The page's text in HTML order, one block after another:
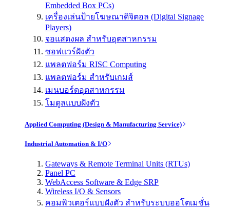
Embedded Box PCs)
เครื่องเล่นป้ายโฆษณาดิจิตอล (Digital Signage
Players)
จอแสดงผล สำหรับอุตสาหกรรม
ซอฟแวร์ฝังตัว
แพลตฟอร์ม RISC Computing
แพลตฟอร์ม สำหรับเกมส์
เมนบอร์ดอุตสาหกรรม
โมดูลแบบฝังตัว
Applied Computing (Design & Manufacturing Service)
Industrial Automation & I/O
Gateways & Remote Terminal Units (RTUs)
Panel PC
WebAccess Software & Edge SRP
Wireless I/O & Sensors
คอมพิวเตอร์แบบฝังตัว สำหรับระบบออโตเมชั่น